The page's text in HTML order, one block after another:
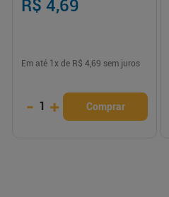
R$ 4,69
Em até 1 x de R$ 4,69 sem juros
- 1 + Comprar